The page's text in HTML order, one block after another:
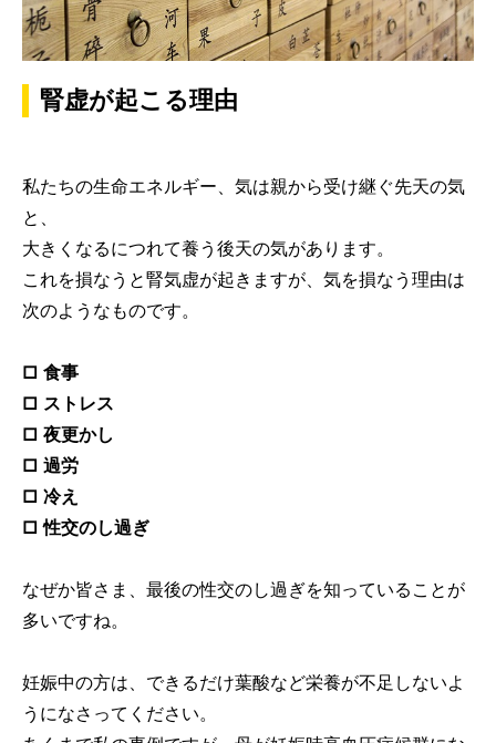
腎虚が起こる理由
私たちの生命エネルギー、気は親から受け継ぐ先天の気
と、
大きくなるにつれて養う後天の気があります。
これを損なうと腎気虚が起きますが、気を損なう理由は
次のようなものです。
□ 食事
□ ストレス
□ 夜更かし
□ 過労
□ 冷え
□ 性交のし過ぎ
なぜか皆さま、最後の性交のし過ぎを知っていることが
多いですね。
妊娠中の方は、できるだけ葉酸など栄養が不足しないよ
うになさってください。